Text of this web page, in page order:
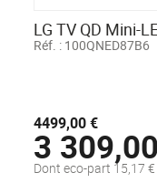
LG TV QD Mini-
Réf. : 100QNED87B6
4499,00 €
3
Dont eco-part 15,17 €